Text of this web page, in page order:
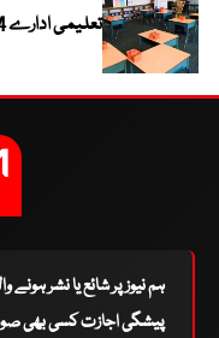
تعلیمی ادارے 24 اگست تک بند رہیں گے، رانا سکندر حیات
ہم نیوز پر شائع یا نشر ہونے
پیشگی اجازت کسی بھی